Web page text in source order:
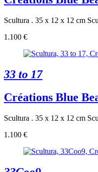
Scultura . 35 x 12 x 12 cm
1.100 €
33 to 17
Créations Blue
Scultura . 35 x 12 x 12 cm
1.100 €